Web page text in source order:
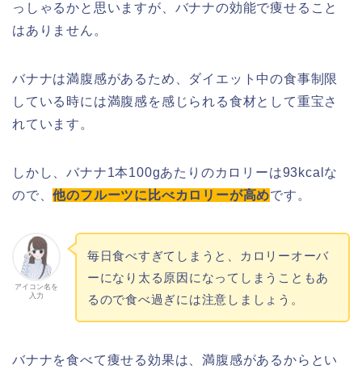
っしゃるかと思いますが、バナナの効能で痩せること
はありません。
バナナは満腹感があるため、ダイエット中の食事制限
している時には満腹感を感じられる食材として重宝さ
れています。
しかし、バナナ1本100gあたりのカロリーは93kcalな
ので、他のフルーツに比べカロリーが高めです。
アイコン名を
入力
毎日食べすぎてしまうと、カロリーオーバ
ーになり太る原因になってしまうこともあ
るので食べ過ぎには注意しましょう。
バナナを食べて痩せる効果は、満腹感があるからとい